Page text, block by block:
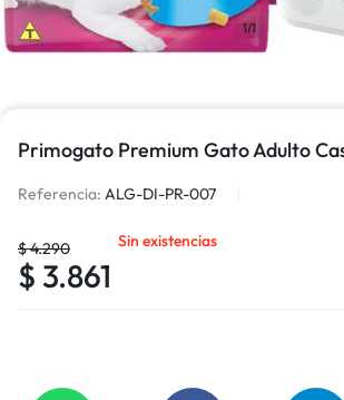
1/1
Primogato Premium Gato Adulto
Referencia: ALG-DI-PR-007
$4.290
$ 3.861
Sin existencias